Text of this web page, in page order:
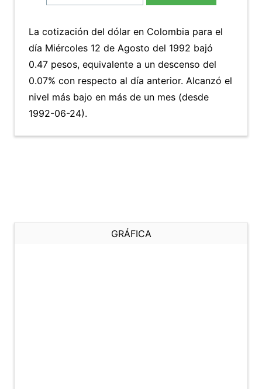
La cotización del dólar en Colombia para el
día Miércoles 12 de Agosto del 1992 bajó
0.47 pesos, equivalente a un descenso del
0.07% con respecto al día anterior. Alcanzó el
nivel más bajo en más de un mes (desde
1992-06-24).
GRÁFICA